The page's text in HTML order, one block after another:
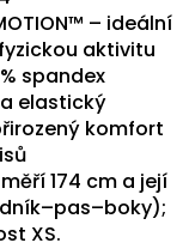
– ideální
aktivitu
spandex
elastický
komfort
174 cm a její
XS.